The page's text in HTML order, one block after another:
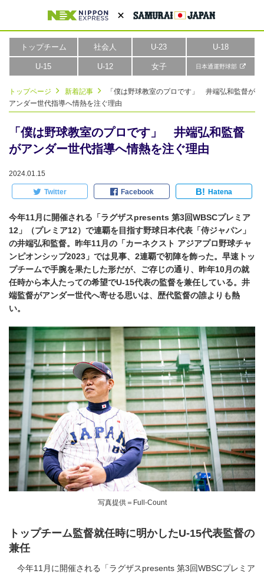
トップチーム 社会人 U-23 U-18
U-15 U-12 女子 日本通運野球部
トップページ 新着記事
「僕は野球教室のプロです」 井端弘和監督が
アンダー世代指導へ情熱を注ぐ理由
「僕は野球教室のプロです」 井端弘和監督
がアンダー世代指導へ情熱を注ぐ理由
2024.01.15
Twitter Facebook B! Hatena
今年11月に開催される「ラグザスpresents 第3回WBSCプレミア
12」（プレミア12）で連覇を目指す野球日本代表「侍ジャパン」
の井端弘和監督。昨年11月の「カーネクスト アジアプロ野球チャ
ンピオンシップ2023」では見事、2連覇で初陣を飾った。早速トッ
プチームで手腕を果たした形だが、ご存じの通り、昨年10月の就
任時から本人たっての希望でU-15代表の監督を兼任している。井
端監督がアンダー世代へ寄せる思いは、歴代監督の誰よりも熱
い。
写真提供＝Full-Count
トップチーム監督就任時に明かしたU-15代表監督の
兼任
今年11月に開催される「ラグザスpresents 第3回WBSCプレミア